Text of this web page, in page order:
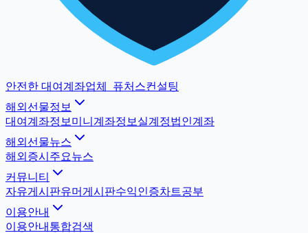
안전한 대여계좌업체
퓨처스컨설팅
해외선물정보
대여계좌정보 미니계좌정보 실계정법인계좌
해외선물뉴스
해외증시 주요뉴스
커뮤니티
자유게시판유머게시판수익인증차트공부
이용안내
이용안내 통합검색